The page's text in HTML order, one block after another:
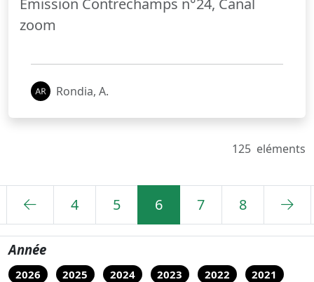
zoom
Rondia, A.
125 eléments
4 5 6 7 8
Année
2026 2025 2024 2023 2022
2021